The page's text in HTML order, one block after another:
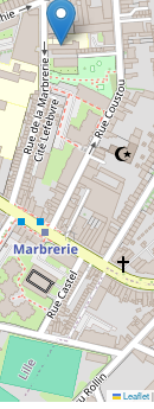
Leaflet|